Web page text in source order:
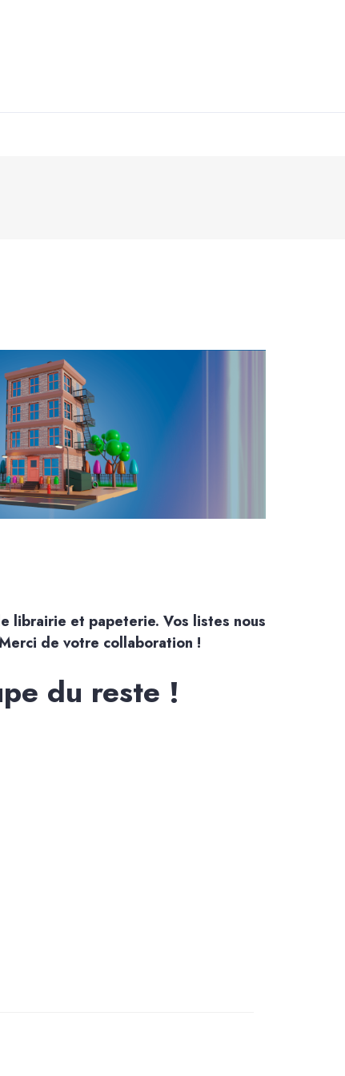
librairie et papeterie. Vos listes nous
de votre collaboration !
du reste !